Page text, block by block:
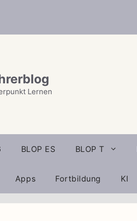
Lernen
BLOP ES BLOP T
Apps Fortbildung KI